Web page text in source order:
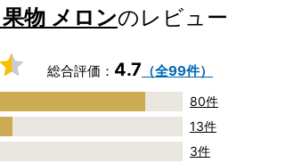
物 メロンのレビュー
総合評価： 4.7 （全99件）
80件
13件
3件